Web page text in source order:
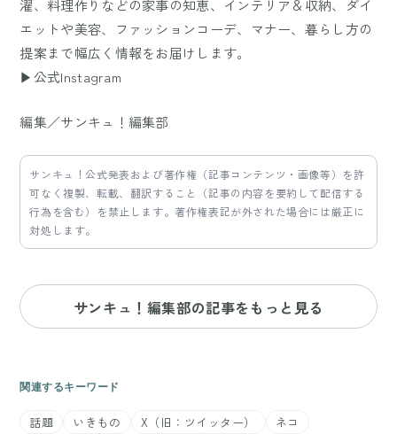
濯、料理作りなどの家事の知恵、インテリア＆収納、ダイ
エットや美容、ファッションコーデ、マナー、暮らし方の
提案まで幅広く情報をお届けします。
▶公式Instagram
編集／サンキュ！編集部
サンキュ！公式発表および著作権（記事コンテンツ・画像等）を許
可なく複製、転載、翻訳すること（記事の内容を要約して配信する
行為を含む）を禁止します。著作権表記が外された場合には厳正に
対処します。
サンキュ！編集部の記事をもっと見る
関連するキーワード
話題 いきもの X（旧：ツイッター） ネコ